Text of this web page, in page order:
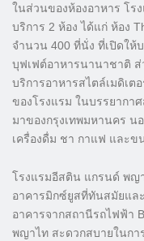
ในส่วนของห้องอาหาร โร
บริการ 2 ห้อง ได้แก่ ห้อง
จำนวน 400 ที่นั่ง ที่เปิดให้
บุฟเฟต์อาหารนานาชาติ ส่
บริการอาหารสไตล์เมดิเต
ของโรงแรม ในบรรยากา
มาของกรุงเทพมหานคร น
เครื่องดื่ม ชา กาแฟ และข
โรงแรมอีสติน แกรนด์ พญ
อาคารมิกซ์ยูสที่ทันสมัยแล
อาคารจากสถานีรถไฟฟ้า
พญาไท สะดวกสบายในกา